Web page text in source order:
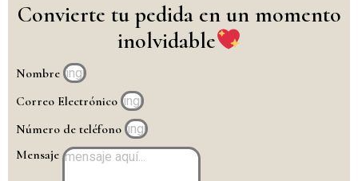
Convierte tu pedida en un momento
inolvidable
Nombre
Correo Electrónico
Número de teléfono
Mensaje